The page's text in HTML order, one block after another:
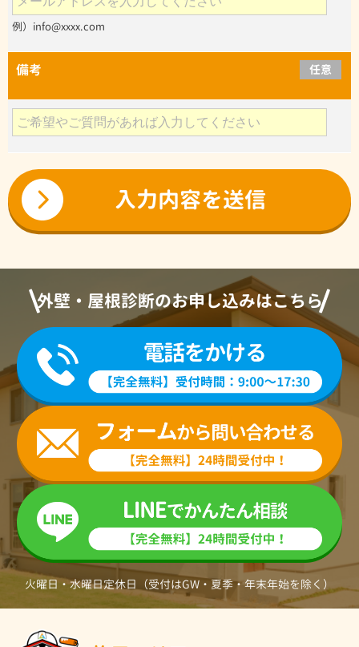
例）info@xxxx.com
備考 任意
外壁・屋根診断のお申し込みはこちら
火曜日・水曜日定休日（受付はGW・夏季・年末年始を除く）